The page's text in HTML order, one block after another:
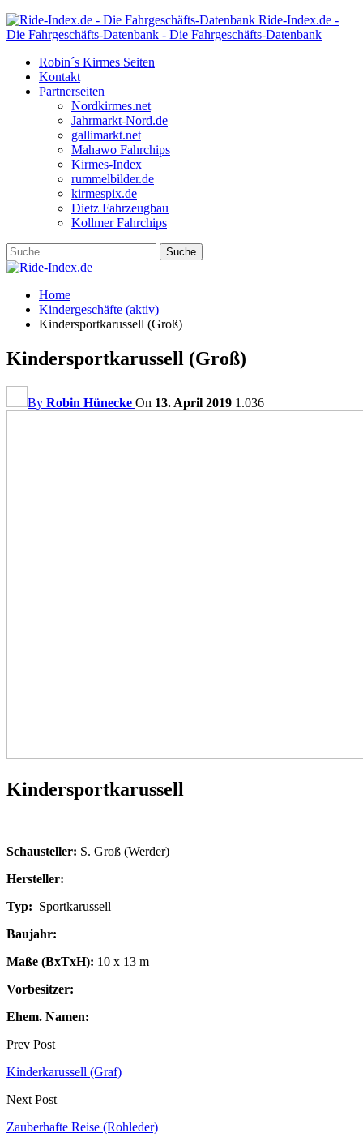
Ride-Index.de -
Die Fahrgeschäfts-Datenbank - Die Fahrgeschäfts-Datenbank
Robin´s Kirmes Seiten
Kontakt
Partnerseiten
Nordkirmes.net
Jahrmarkt-Nord.de
gallimarkt.net
Mahawo Fahrchips
Kirmes-Index
rummelbilder.de
kirmespix.de
Dietz Fahrzeugbau
Kollmer Fahrchips
Home
Kindergeschäfte (aktiv)
Kindersportkarussell (Groß)
Kindersportkarussell (Groß)
By Robin Hünecke On 13. April 2019 1.036
Kindersportkarussell
Schausteller: S. Groß (Werder)
Hersteller:
Typ: Sportkarussell
Baujahr:
Maße (BxTxH): 10 x 13 m
Vorbesitzer:
Ehem. Namen:
Prev Post
Kinderkarussell (Graf)
Next Post
Zauberhafte Reise (Rohleder)